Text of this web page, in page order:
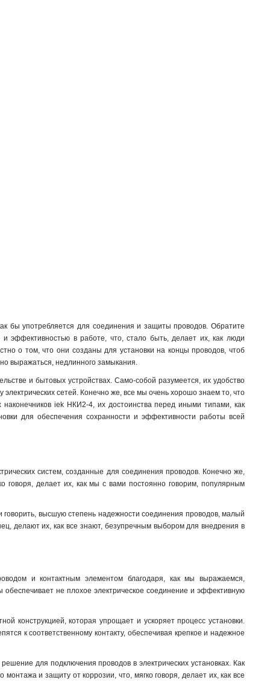
бы употребляется для соединения и защиты проводов. Обратите
эффективностью в работе, что, стало быть, делает их, как люди
о том, что они созданы для установки на концы проводов, чтоб
выражаться, недлинного замыкания.
и бытовых устройствах. Само-собой разумеется, их удобство
сетей. Конечно же, все мы очень хорошо знаем то, что
iek НКИ2-4, их достоинства перед иными типами, как
для обеспечения сохранности и эффективности работы всей
систем, созданные для соединения проводов. Конечно же,
делает их, как мы с вами постоянно говорим, популярным
высшую степень надежности соединения проводов, малый
делают их, как все знают, безупречным выбором для внедрения в
и контактным элементом благодаря, как мы выражаемся,
не плохое электрическое соединение и эффективную
конструкцией, которая упрощает и ускоряет процесс установки.
к соответственному контакту, обеспечивая крепкое и надежное
для подключения проводов в электрических установках. Как
и защиту от коррозии, что, мягко говоря, делает их, как все